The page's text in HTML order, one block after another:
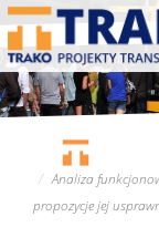
Przejdź
treści
Analiza
propozycje jej